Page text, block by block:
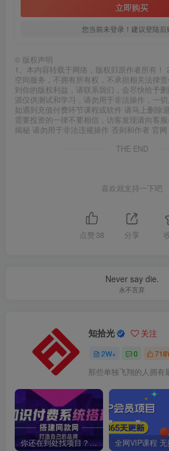
立即购买
您当前未登录！建议登陆
© 版权声明
1、本内容转载于网络，版权归原作者所有！
空间服务，不拥有所有权，不承担相关法律
到你的版权利益，请联系我们，会尽快给予
源仅供测试和学习，请勿用于非法操作，一切
如遇到充值付费环节课程或软件 请马上删除
需要投资的一律不要相信，访客发现请向客
揭秘 请勿用于非法违规操作 否则和作者 官网
THE END
喜欢就支持一下吧
点赞 38 分享
Never say die.
永不言弃
知拾光 关注
2W+ 0
那些单独飞翔的人拥有
你还在到处找项目？还在当韭菜？我靠卖项目一个月收入5万+，曾经我也是个失败者。